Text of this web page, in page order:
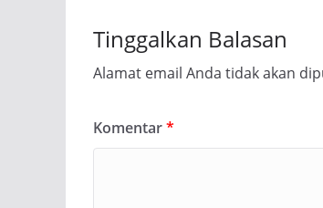
Tinggalkan Balasan
Alamat email Anda tidak akan
Komentar*